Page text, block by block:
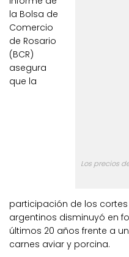
Los precios
la Bolsa de
Comercio
de Rosario
(BCR)
asegura
que la
participación de los
argentinos disminuyó en
últimos 20 años frente a
carnes aviar y porcina.